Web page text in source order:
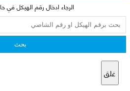
الرجاء ادخال رقم الهيكل في
بحث
غلق